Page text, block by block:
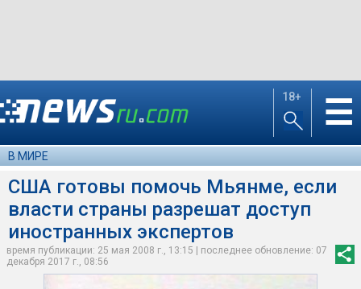
18+ ☰
В МИРЕ
США готовы помочь Мьянме, если
власти страны разрешат доступ
иностранных экспертов
время публикации: 25 мая 2008 г., 13:15 | последнее обновление: 07
декабря 2017 г., 08:56